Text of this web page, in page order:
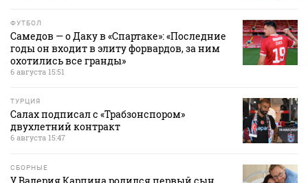
ФУТБОЛ
Самедов — о Даку в «Спартаке»: «Последние
годы он входит в элиту форвардов, за ним
охотились все гранды»
6 августа 15:51
ТУРЦИЯ
Салах подписал с «Трабзонспором»
двухлетний контракт
6 августа 15:47
СБОРНЫЕ
У Валерия Карпина родился первый сын